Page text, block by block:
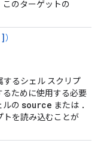
このターゲットの
）
するシェル スクリプ
るために使用する必要
ルの source または .
トを読み込むことが